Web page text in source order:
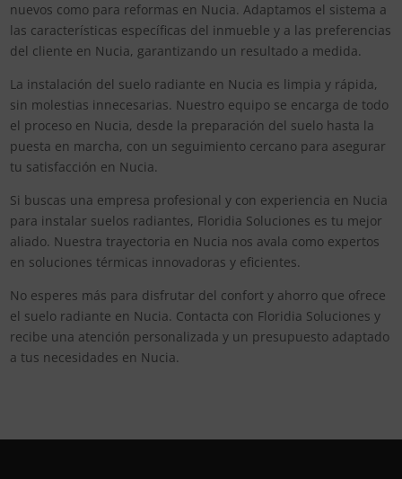
nuevos como para reformas en Nucia. Adaptamos el sistema a
las características específicas del inmueble y a las preferencias
del cliente en Nucia, garantizando un resultado a medida.
La instalación del suelo radiante en Nucia es limpia y rápida,
sin molestias innecesarias. Nuestro equipo se encarga de todo
el proceso en Nucia, desde la preparación del suelo hasta la
puesta en marcha, con un seguimiento cercano para asegurar
tu satisfacción en Nucia.
Si buscas una empresa profesional y con experiencia en Nucia
para instalar suelos radiantes, Floridia Soluciones es tu mejor
aliado. Nuestra trayectoria en Nucia nos avala como expertos
en soluciones térmicas innovadoras y eficientes.
No esperes más para disfrutar del confort y ahorro que ofrece
el suelo radiante en Nucia. Contacta con Floridia Soluciones y
recibe una atención personalizada y un presupuesto adaptado
a tus necesidades en Nucia.